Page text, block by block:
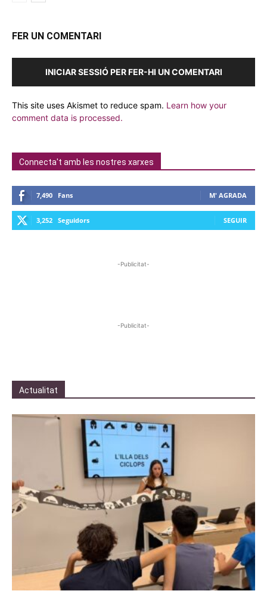
FER UN COMENTARI
INICIAR SESSIÓ PER FER-HI UN COMENTARI
This site uses Akismet to reduce spam. Learn how your
comment data is processed.
Connecta't amb les nostres xarxes
7,490 Fans M' AGRADA
3,252 Seguidors SEGUIR
-Publicitat-
-Publicitat-
Actualitat